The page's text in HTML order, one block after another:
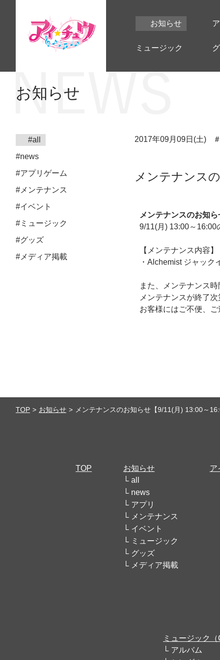
お知らせ
ミュージック
お知らせ
#all
#news
#アプリゲーム
#メンテナンス
#イベント
#ミュージック
#グッズ
#メディア掲載
2017年09月09日(土)
メンテナンス
メンテナンスのお知ら
9/11(月) 13:00～
【メンテナンス内容】
・Alchemist ジャッ
また、メンテナンス
メンテナンスが終了
お客様にはご不便、
TOP お知らせ メンテナンスのお知らせ【9/11(月) 13:00～
TOP
お知らせ
all
news
アプリ
メンテナンス
イベント
ミュージック
グッズ
メディア掲載
ア
ミュージック
アルバム